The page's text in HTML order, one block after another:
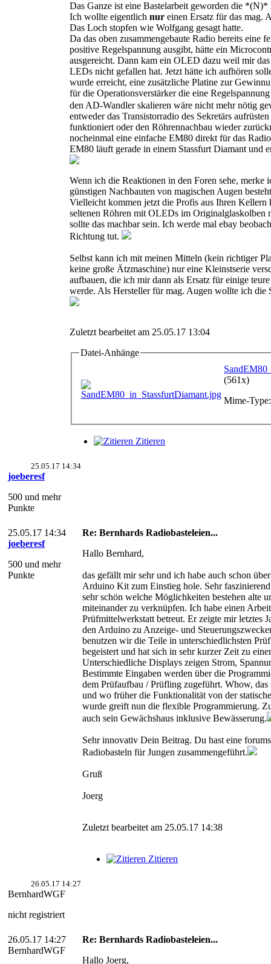
Das Ganze ist eine Bastelarbeit geworden die *(N)*
Ich wollte eigentlich nur einen Ersatz für das mag.
Das Loch stopfen wie Wolfgang gesagt hatte.
Da das oben zusammengebaute Radio bereits eine
positive Regelspannung ausgibt, hätte ein
ausgereicht. Dann kam ein OLED dazu weil mir
LEDs nicht gefallen hat. Jetzt hätte ich aufhören
wurde erreicht, eine zusätzliche Platine zur
für die Operationsverstärker die eine
den AD-Wandler skalieren wäre nicht mehr nötig
entweder das Transistorradio des Sekretärs
funktioniert oder den Röhrennachbau wieder
nocheinmal eine einfache EM80 direkt für das
EM80 läuft gerade in einem Stassfurt Diamant und
Wenn ich die Reaktionen in den Foren sehe, merke
günstigen Nachbauten von magischen Augen
Vielleicht kommen jetzt die Profis aus Ihren Kellern
seltenen Röhren mit OLEDs im Originalglaskolben
sollte das machbar sein. Ich werde mal ebay
Richtung tut.
Selbst kann ich mit meinen Mitteln (kein richtiger
keine große Ätzmaschine) nur eine Kleinstserie
aufbauen, die ich mir dann als Ersatz für einige
werde. Als Hersteller für mag. Augen wollte ich die
Zuletzt bearbeitet am 25.05.17 13:04
Datei-Anhänge
(561x)
Mime-
Zitieren
25.05.17 14:34
joeberesf
500 und mehr
Punkte
25.05.17 14:34
joeberesf
500 und mehr
Punkte
Re: Bernhards Radiobasteleien...
Hallo Bernhard,
das gefällt mir sehr und ich habe auch schon
Arduino Kit zum Einstieg hole. Sehr
sehr schön welche Möglichkeiten bestehen alte
miteinander zu verknüpfen. Ich habe einen
Prüfmittelwerkstatt betreut. Er zeigte mir letztes
den Arduino zu Anzeige- und
benutzen wir die Teile in unterschiedlichsten
begeistert und hat sich in sehr kurzer Zeit zu
Unterschiedliche Displays zeigen Strom,
Bestimmte Eingaben werden über die
dem Prüfaufbau / Prüfling zugeführt. Whow,
und wo früher die Funktionalität von der
wurde greift nun die flexible Programmierung.
auch sein Gewächshaus inklusive Bewässerung.
Sehr innovativ Dein Beitrag. Du hast eine
Radiobasteln für Jungen zusammengeführt.
Gruß
Joerg
Zuletzt bearbeitet am 25.05.17 14:38
Zitieren
26.05.17 14:27
BernhardWGF
nicht registriert
26.05.17 14:27
BernhardWGF
Re: Bernhards Radiobasteleien...
Hallo Joerg,